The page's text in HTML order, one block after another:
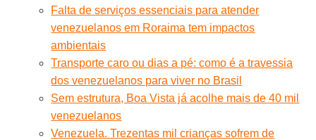
Falta de serviços essenciais para atender
venezuelanos em Roraima tem impactos
ambientais
Transporte caro ou dias a pé: como é a travessia
dos venezuelanos para viver no Brasil
Sem estrutura, Boa Vista já acolhe mais de 40 mil
venezuelanos
Venezuela. Trezentas mil crianças sofrem de